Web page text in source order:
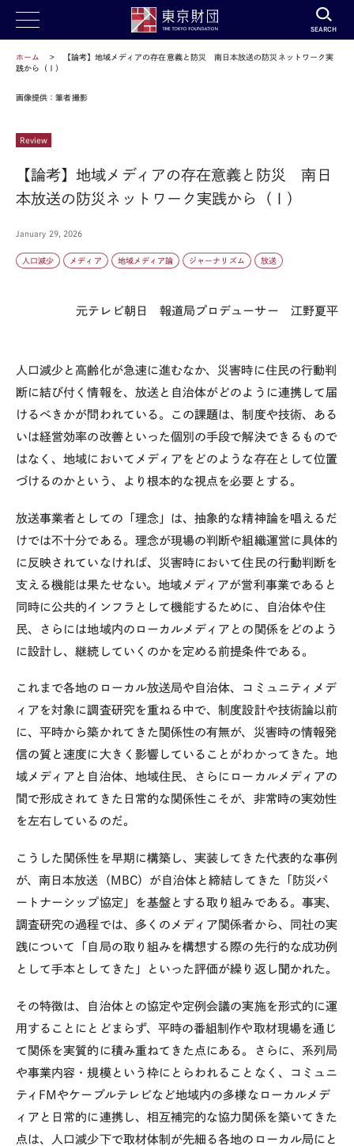
SEARCH
ホーム
【論考】地域メディアの存在意義と防災 南日本放送の防災ネットワーク実
践から（Ⅰ）
画像提供：筆者撮影
Review
【論考】地域メディアの存在意義と防災 南日
本放送の防災ネットワーク実践から（Ⅰ）
January 29, 2026
人口減少 メディア 地域メディア論 ジャーナリズム 放送
元テレビ朝日 報道局プロデューサー 江野夏平
人口減少と高齢化が急速に進むなか、災害時に住民の行動判
断に結び付く情報を、放送と自治体がどのように連携して届
けるべきかが問われている。この課題は、制度や技術、ある
いは経営効率の改善といった個別の手段で解決できるもので
はなく、地域においてメディアをどのような存在として位置
づけるのかという、より根本的な視点を必要とする。
放送事業者としての「理念」は、抽象的な精神論を唱えるだ
けでは不十分である。理念が現場の判断や組織運営に具体的
に反映されていなければ、災害時において住民の行動判断を
支える機能は果たせない。地域メディアが営利事業であると
同時に公共的インフラとして機能するために、自治体や住
民、さらには地域内のローカルメディアとの関係をどのよう
に設計し、継続していくのかを定める前提条件である。
これまで各地のローカル放送局や自治体、コミュニティメデ
ィアを対象に調査研究を重ねる中で、制度設計や技術論以前
に、平時から築かれてきた関係性の有無が、災害時の情報発
信の質と速度に大きく影響していることがわかってきた。地
域メディアと自治体、地域住民、さらにローカルメディアの
間で形成されてきた日常的な関係性こそが、非常時の実効性
を左右しているのだ。
こうした関係性を早期に構築し、実装してきた代表的な事例
が、南日本放送（ MBC）が自治体と締結してきた「防災パ
ートナーシップ協定」を基盤とする取り組みである。事実、
調査研究の過程では、多くのメディア関係者から、同社の実
践について「自局の取り組みを構想する際の先行的な成功例
として手本としてきた」といった評価が繰り返し聞かれた。
その特徴は、自治体との協定や定例会議の実施を形式的に運
用することにとどまらず、平時の番組制作や取材現場を通じ
て関係を実質的に積み重ねてきた点にある。さらに、系列局
や事業内容・規模という枠にとらわれることなく、コミュニ
ティ FM やケーブルテレビなど地域内の多様なローカルメデ
ィアと日常的に連携し、相互補完的な協力関係を築いてきた
点は、人口減少下で取材体制が先細る各地のローカル局にと